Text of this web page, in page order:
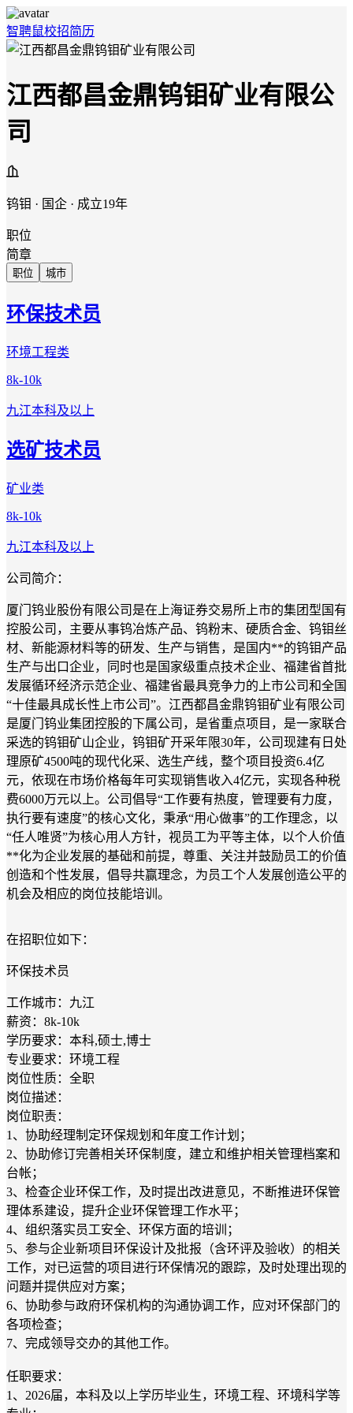
智聘鼠校招简历
江西都昌金鼎钨钼矿业有限公
司
钨钼 · 国企 · 成立19年
职位
简章
职位 城市
环保技术员
环境工程类
8k-10k
九江本科及以上
选矿技术员
矿业类
8k-10k
九江本科及以上
公司简介：
厦门钨业股份有限公司是在上海证券交易所上市的集团型国有
控股公司，主要从事钨冶炼产品、钨粉末、硬质合金、钨钼丝
材、新能源材料等的研发、生产与销售，是国内**的钨钼产品
生产与出口企业，同时也是国家级重点技术企业、福建省首批
发展循环经济示范企业、福建省最具竞争力的上市公司和全国
“十佳最具成长性上市公司”。江西都昌金鼎钨钼矿业有限公司
是厦门钨业集团控股的下属公司，是省重点项目，是一家联合
采选的钨钼矿山企业，钨钼矿开采年限30年，公司现建有日处
理原矿4500吨的现代化采、选生产线，整个项目投资6.4亿
元，依现在市场价格每年可实现销售收入4亿元，实现各种税
费6000万元以上。公司倡导“工作要有热度，管理要有力度，
执行要有速度”的核心文化，秉承“用心做事”的工作理念，以
“任人唯贤”为核心用人方针，视员工为平等主体，以个人价值
**化为企业发展的基础和前提，尊重、关注并鼓励员工的价值
创造和个性发展，倡导共赢理念，为员工个人发展创造公平的
机会及相应的岗位技能培训。
在招职位如下：
环保技术员
工作城市：九江
薪资：8k-10k
学历要求：本科,硕士,博士
专业要求：环境工程
岗位性质：全职
岗位描述：
岗位职责：
1、协助经理制定环保规划和年度工作计划；
2、协助修订完善相关环保制度，建立和维护相关管理档案和
台帐；
3、检查企业环保工作，及时提出改进意见，不断推进环保管
理体系建设，提升企业环保管理工作水平；
4、组织落实员工安全、环保方面的培训；
5、参与企业新项目环保设计及批报（含环评及验收）的相关
工作，对已运营的项目进行环保情况的跟踪，及时处理出现的
问题并提供应对方案；
6、协助参与政府环保机构的沟通协调工作，应对环保部门的
各项检查；
7、完成领导交办的其他工作。
任职要求：
1、2026届，本科及以上学历毕业生，环境工程、环境科学等